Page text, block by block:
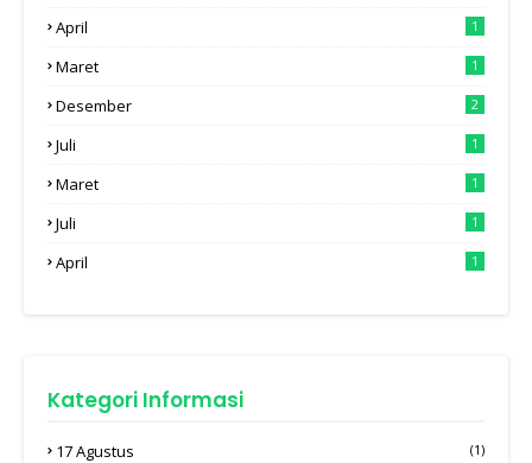
April 1
Maret 1
Desember 2
Juli 1
Maret 1
Juli 1
April 1
Kategori Informasi
17 Agustus (1)